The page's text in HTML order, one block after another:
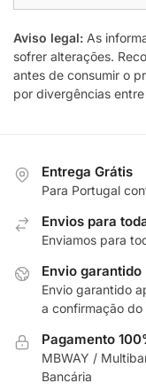
Aviso legal: As
sofrer alterações.
antes de consumir o
por divergências
Entrega Grátis
Para Portugal
Envios para
Enviamos para
Envio garantido
Envio garantido
a confirmação
Pagamento
MBWAY /
Bancária